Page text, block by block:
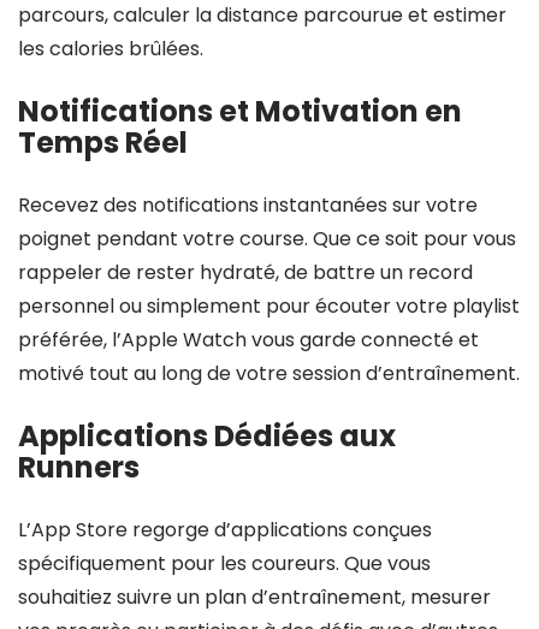
parcours, calculer la distance parcourue et estimer
les calories brûlées.
Notifications et Motivation en
Temps Réel
Recevez des notifications instantanées sur votre
poignet pendant votre course. Que ce soit pour vous
rappeler de rester hydraté, de battre un record
personnel ou simplement pour écouter votre playlist
préférée, l’Apple Watch vous garde connecté et
motivé tout au long de votre session d’entraînement.
Applications Dédiées aux
Runners
L’App Store regorge d’applications conçues
spécifiquement pour les coureurs. Que vous
souhaitiez suivre un plan d’entraînement, mesurer